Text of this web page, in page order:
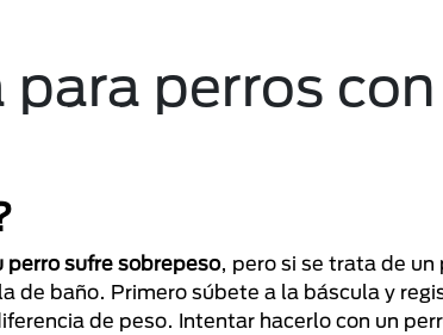
para perros con
sufre sobrepeso, pero si se trata de un
de baño. Primero súbete a la báscula y
de peso. Intentar hacerlo con un